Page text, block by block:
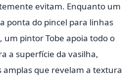
evitam. Enquanto um
ponta do pincel para linhas
um pintor Tobe apoia todo o
a superfície da vasilha,
amplas que revelam a textura